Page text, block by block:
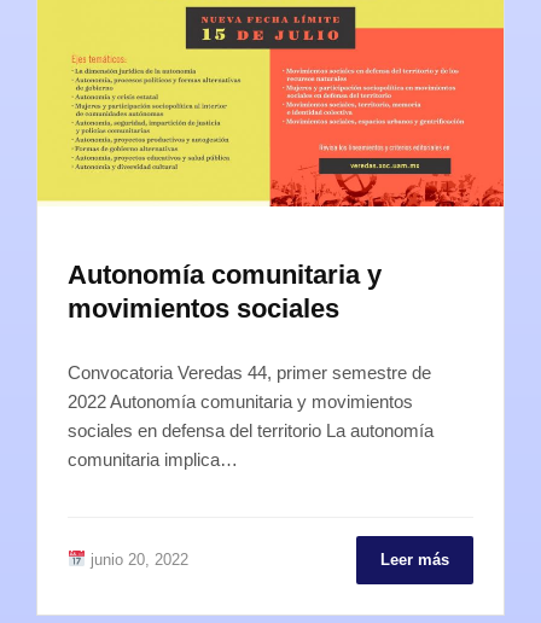
Autonomía comunitaria y
movimientos sociales
Convocatoria Veredas 44, primer semestre de
2022 Autonomía comunitaria y movimientos
sociales en defensa del territorio La autonomía
comunitaria implica…
junio 20, 2022 Leer más